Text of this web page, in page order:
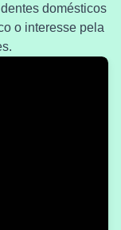
domésticos
o interesse pela